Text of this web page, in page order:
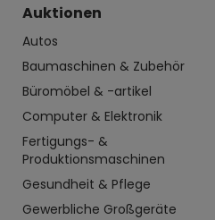
Auktionen
Autos
Baumaschinen & Zubehör
Büromöbel & -artikel
Computer & Elektronik
Fertigungs- &
Produktionsmaschinen
Gesundheit & Pflege
Gewerbliche Großgeräte